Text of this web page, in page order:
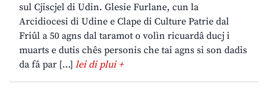
sul Cjiscjel di Udin. Glesie Furlane, cun la
Arcidiocesi di Udine e Clape di Culture Patrie dal
Friûl a 50 agns dal taramot o volìn ricuardâ ducj i
muarts e dutis chês personis che tai agns si son dadis
da fâ par […] lei di plui +